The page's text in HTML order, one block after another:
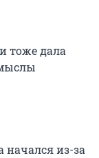
тоже дала
из-за